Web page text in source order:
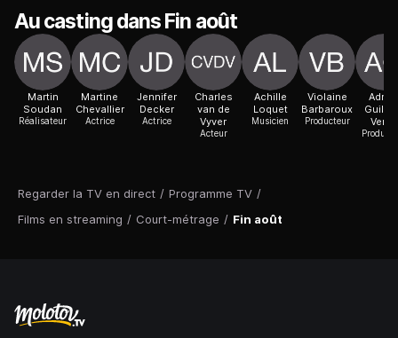
Regarder la TV en direct / Programme TV /
Films en streaming / Court-métrage / Fin août
Au casting dans Fin août
Martin
Soudan
Réalisateur
Martine
Chevallier
Actrice
Jennifer
Decker
Actrice
Charles
van de
Vyver
Acteur
Achille
Loquet
Musicien
Violaine
Barbaroux
Producteur
Verne